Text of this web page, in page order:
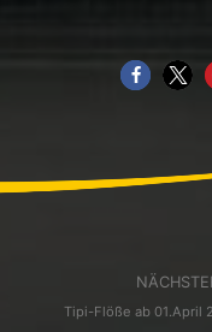
Tipi-Flöße ab 01.April